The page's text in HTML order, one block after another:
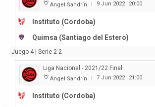
Angel Sandrín | 9 Jun 2022 20:00
Instituto (Cordoba)
Quimsa (Santiago del Estero)
Juego 4 | Serie 2-2
Liga Nacional - 2021/22 Final
Angel Sandrín | 7 Jun 2022 21:00
Instituto (Cordoba)